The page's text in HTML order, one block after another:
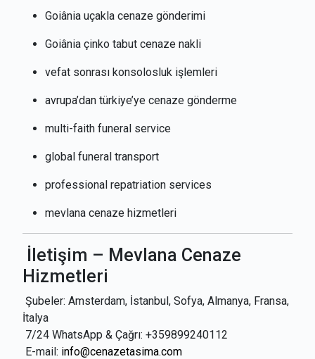
Goiânia uçakla cenaze gönderimi
Goiânia çinko tabut cenaze nakli
vefat sonrası konsolosluk işlemleri
avrupa’dan türkiye’ye cenaze gönderme
multi-faith funeral service
global funeral transport
professional repatriation services
mevlana cenaze hizmetleri
İletişim – Mevlana Cenaze
Hizmetleri
Şubeler: Amsterdam, İstanbul, Sofya, Almanya, Fransa,
İtalya
7/24 WhatsApp & Çağrı: +359899240112
E-mail: info@cenazetasima.com